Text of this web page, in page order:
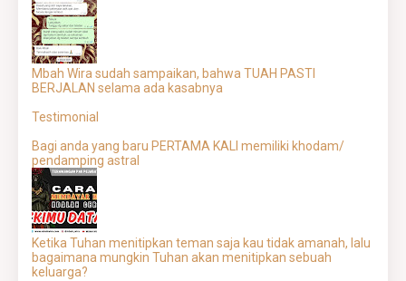
Mbah Wira sudah sampaikan, bahwa TUAH PASTI
BERJALAN selama ada kasabnya
Testimonial
Bagi anda yang baru PERTAMA KALI memiliki khodam/
pendamping astral
Ketika Tuhan menitipkan teman saja kau tidak amanah, lalu
bagaimana mungkin Tuhan akan menitipkan sebuah
keluarga?